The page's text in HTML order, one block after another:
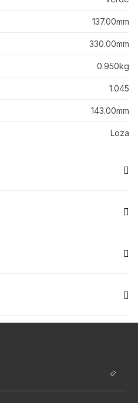
137.00mm
330.00mm
0.950kg
1.045
143.00mm
Loza